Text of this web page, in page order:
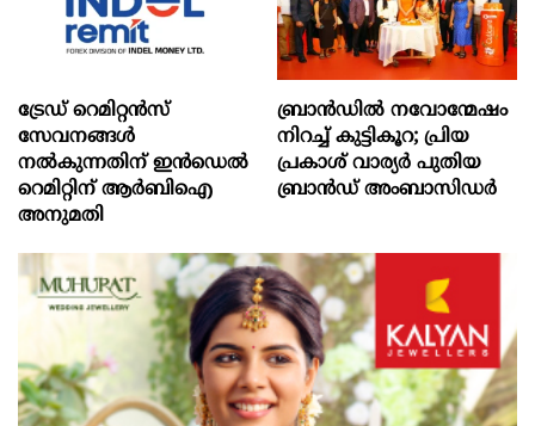
ട്രേഡ് റെമിറ്റന്‍സ്
സേവനങ്ങള്‍
നല്‍കുന്നതിന് ഇന്‍ഡെല്‍
റെമിറ്റിന് ആര്‍ബിഐ
അനുമതി
ബ്രാൻഡിൽ നവോന്മേഷം
നിറച്ച് കുട്ടികൂറ; പ്രിയ
പ്രകാശ് വാര്യർ പുതിയ
ബ്രാൻഡ് അംബാസിഡർ